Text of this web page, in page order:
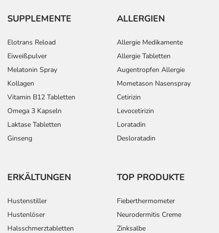
SUPPLEMENTE
Elotrans Reload
Eiweißpulver
Melatonin Spray
Kollagen
Vitamin B12 Tabletten
Omega 3 Kapseln
Laktase Tabletten
Ginseng
ALLERGIEN
Allergie Medikamente
Allergie Tabletten
Augentropfen Allergie
Mometason Nasenspray
Cetirizin
Levocetirizin
Loratadin
Desloratadin
ERKÄLTUNGEN
Hustenstiller
Hustenlöser
Halsschmerztabletten
TOP PRODUKTE
Fieberthermometer
Neurodermitis Creme
Zinksalbe